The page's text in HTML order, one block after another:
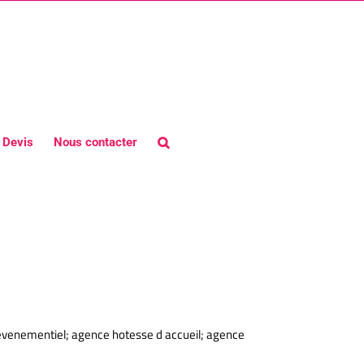
Devis Nous contacter
agence hotesse d accueil; agence